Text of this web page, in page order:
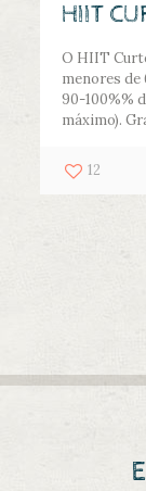
HIIT
O HIIT
menores
90-100%%
máximo).
12